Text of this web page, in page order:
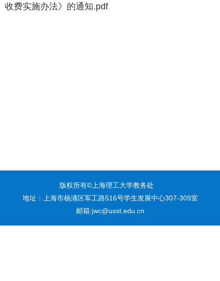
收费实施办法》的通知.pdf
版权所有©上海理工大学教务处
地址：上海市杨浦区军工路516号学生发展中心307-309室
邮箱:jwc@usst.edu.cn